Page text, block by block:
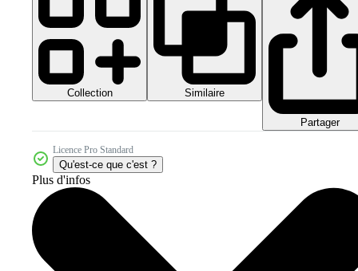
Collection Similaire
Partager
Licence Pro Standard
Qu'est-ce que c'est ?
Plus d'infos